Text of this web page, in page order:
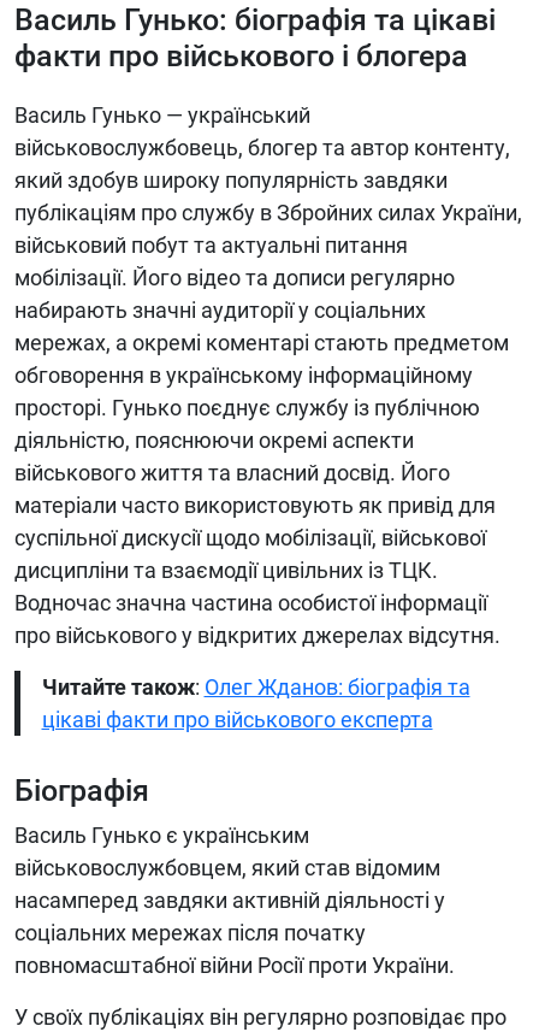
Василь Гунько: біографія та цікаві
факти про військового і блогера
Василь Гунько — український
військовослужбовець, блогер та автор контенту,
який здобув широку популярність завдяки
публікаціям про службу в Збройних силах України,
військовий побут та актуальні питання
мобілізації. Його відео та дописи регулярно
набирають значні аудиторії у соціальних
мережах, а окремі коментарі стають предметом
обговорення в українському інформаційному
просторі. Гунько поєднує службу із публічною
діяльністю, пояснюючи окремі аспекти
військового життя та власний досвід. Його
матеріали часто використовують як привід для
суспільної дискусії щодо мобілізації, військової
дисципліни та взаємодії цивільних із ТЦК.
Водночас значна частина особистої інформації
про військового у відкритих джерелах відсутня.
Читайте також: Олег Жданов: біографія та
цікаві факти про військового експерта
Біографія
Василь Гунько є українським
військовослужбовцем, який став відомим
насамперед завдяки активній діяльності у
соціальних мережах після початку
повномасштабної війни Росії проти України.
У своїх публікаціях він регулярно розповідає про